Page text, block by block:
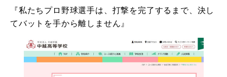
『私たちプロ野球選手は、打撃を完了するまで、決し
てバットを手から離しません』